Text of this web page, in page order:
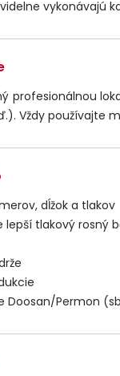
vykonávajú
profesionálnou
Vždy používajte
dĺžok a tlakov
lepší tlakový rosný
Doosan/Permon